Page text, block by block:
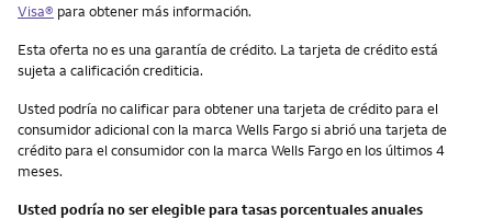
Visa® para obtener más información.
Esta oferta no es una garantía de crédito. La tarjeta de crédito está
sujeta a calificación crediticia.
Usted podría no calificar para obtener una tarjeta de crédito para el
consumidor adicional con la marca Wells Fargo si abrió una tarjeta de
crédito para el consumidor con la marca Wells Fargo en los últimos 4
meses.
Usted podría no ser elegible para tasas porcentuales anuales